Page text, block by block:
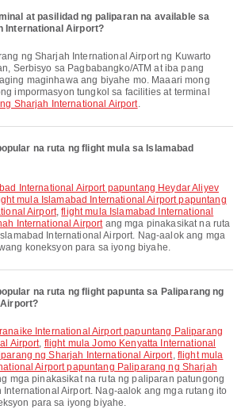
at pasilidad ng paliparan na available sa
International Airport?
Serbisyo sa Pagbabangko/ATM at iba pang
maginhawa ang biyahe mo. Maaari mong
impormasyon tungkol sa facilities at terminal
Sharjah International Airport.
na ruta ng flight mula sa Islamabad
International Airport papuntang Heydar Aliyev
mula Islamabad International Airport papuntang
Airport,flight mula Islamabad International
International Airportang mga pinakasikat na ruta
International Airport. Nag-aalok ang mga
koneksyon para sa iyong biyahe.
na ruta ng flight papunta sa Paliparang ng
International Airport papuntang Paliparang
Airport, flight mula Jomo Kenyatta International
ng Sharjah International Airport, flight mula
Airport papuntang Paliparang ng Sharjah
mga pinakasikat na ruta ng paliparan patungong
International Airport. Nag-aalok ang mga rutang ito
para sa iyong biyahe.